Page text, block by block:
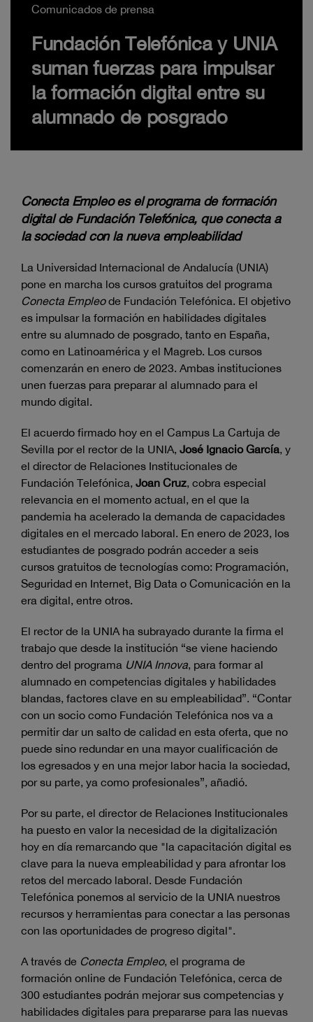
Comunicados de prensa
Fundación Telefónica y UNIA
suman fuerzas para impulsar
la formación digital entre su
alumnado de posgrado
Conecta Empleo es el programa de formación
digital de Fundación Telefónica, que conecta a
la sociedad con la nueva empleabilidad
La Universidad Internacional de Andalucía (UNIA)
pone en marcha los cursos gratuitos del programa
Conecta Empleode Fundación Telefónica. El objetivo
es impulsar la formación en habilidades digitales
entre su alumnado de posgrado, tanto en España,
como en Latinoamérica y el Magreb. Los cursos
comenzarán en enero de 2023. Ambas instituciones
unen fuerzas para preparar al alumnado para el
mundo digital.
El acuerdo firmado hoy en el Campus La Cartuja de
Sevilla por el rector de la UNIA, José Ignacio García, y
el director de Relaciones Institucionales de
Fundación Telefónica, Joan Cruz, cobra especial
relevancia en el momento actual, en el que la
pandemia ha acelerado la demanda de capacidades
digitales en el mercado laboral. En enero de 2023, los
estudiantes de posgrado podrán acceder a seis
cursos gratuitos de tecnologías como: Programación,
Seguridad en Internet, Big Data o Comunicación en la
era digital, entre otros.
El rector de la UNIA ha subrayado durante la firma el
trabajo que desde la institución “se viene haciendo
dentro del programa UNIA Innova, para formar al
alumnado en competencias digitales y habilidades
blandas, factores clave en su empleabilidad”. “Contar
con un socio como Fundación Telefónica nos va a
permitir dar un salto de calidad en esta oferta, que no
puede sino redundar en una mayor cualificación de
los egresados y en una mejor labor hacia la sociedad,
por su parte, ya como profesionales”, añadió.
Por su parte, el director de Relaciones Institucionales
ha puesto en valor la necesidad de la digitalización
hoy en día remarcando que "la capacitación digital es
clave para la nueva empleabilidad y para afrontar los
retos del mercado laboral. Desde Fundación
Telefónica ponemos al servicio de la UNIA nuestros
recursos y herramientas para conectar a las personas
con las oportunidades de progreso digital".
A través de Conecta Empleo, el programa de
formación online de Fundación Telefónica, cerca de
300 estudiantes podrán mejorar sus competencias y
habilidades digitales para prepararse para las nuevas